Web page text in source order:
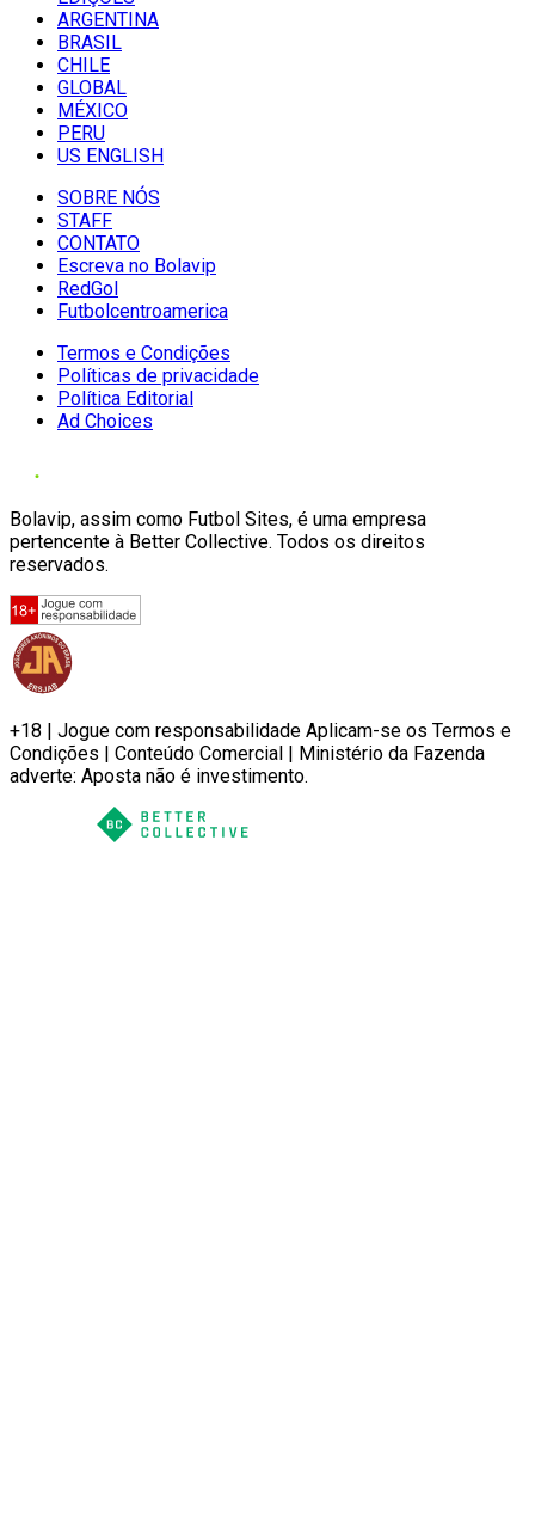
ARGENTINA
BRASIL
CHILE
GLOBAL
MÉXICO
PERU
US ENGLISH
SOBRE NÓS
STAFF
CONTATO
Escreva no Bolavip
RedGol
Futbolcentroamerica
Termos e Condições
Políticas de privacidade
Política Editorial
Ad Choices
Bolavip, assim como Futbol Sites, é uma empresa
pertencente à Better Collective. Todos os direitos
reservados.
+18 | Jogue com responsabilidade Aplicam-se os Termos e
Condições | Conteúdo Comercial | Ministério da Fazenda
adverte: Aposta não é investimento.